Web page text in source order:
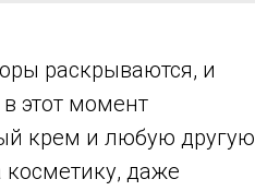
раскрываются, и
этот момент
крем и любую другую
даже